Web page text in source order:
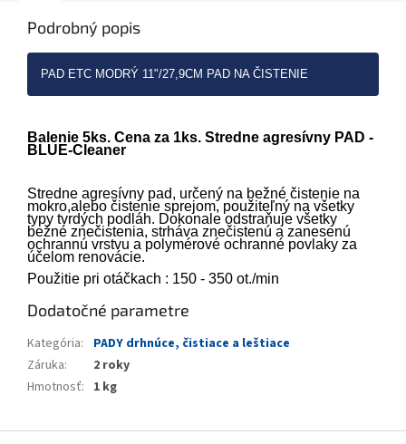
Podrobný popis
PAD ETC MODRÝ 11"/27,9CM PAD NA ČISTENIE
Balenie 5ks. Cena za 1ks. Stredne agresívny PAD -
BLUE-Cleaner
Stredne agresívny pad, určený na bežné čistenie na
mokro,alebo čistenie sprejom, použiteľný na všetky
typy tvrdých podláh. Dokonale odstraňuje všetky
bežné znečistenia, strháva znečistenú a zanesenú
ochrannú vrstvu a polymérové ochranné povlaky za
účelom renovácie.
Použitie pri otáčkach : 150 - 350 ot./min
Dodatočné parametre
Kategória:
PADY drhnúce, čistiace a leštiace
Záruka:
2 roky
Hmotnosť: 1 kg